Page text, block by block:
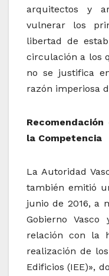
arquitectos y
vulnerar los
libertad de
circulación a los
no se justifica
razón imperiosa
la Competencia
La Autoridad
también emitió
junio de 2016, a
Gobierno
relación con la
realización de
Edificios (IEE)»,